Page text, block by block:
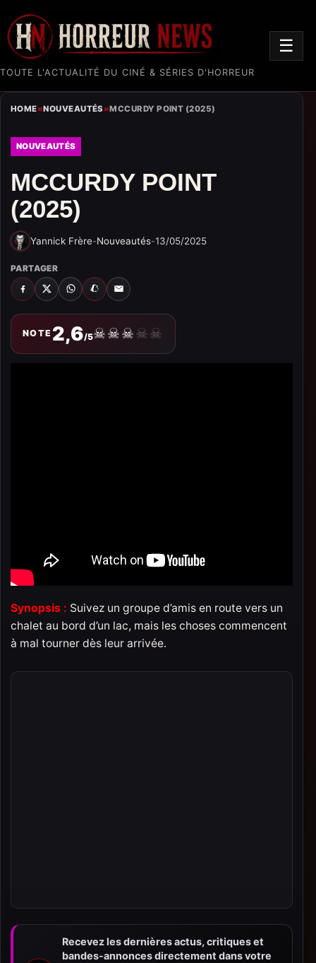
TOUTE L'ACTUALITÉ DU CINÉ & SÉRIES D'HORREUR
☰
HOME»NOUVEAUTÉS»MCCURDY POINT (2025)
NOUVEAUTÉS
MCCURDY POINT
(2025)
Yannick Frère-Nouveautés-13/05/2025
PARTAGER
FACEBOOK
X WHATSAPP
SNAPCHAT
EMAIL
NOTE 2,6/5☠☠☠☠☠
Synopsis : Suivez un groupe d’amis en route vers un
chalet au bord d’un lac, mais les choses commencent
à mal tourner dès leur arrivée.
Recevez les dernières actus, critiques et
bandes-annonces directement dans votre